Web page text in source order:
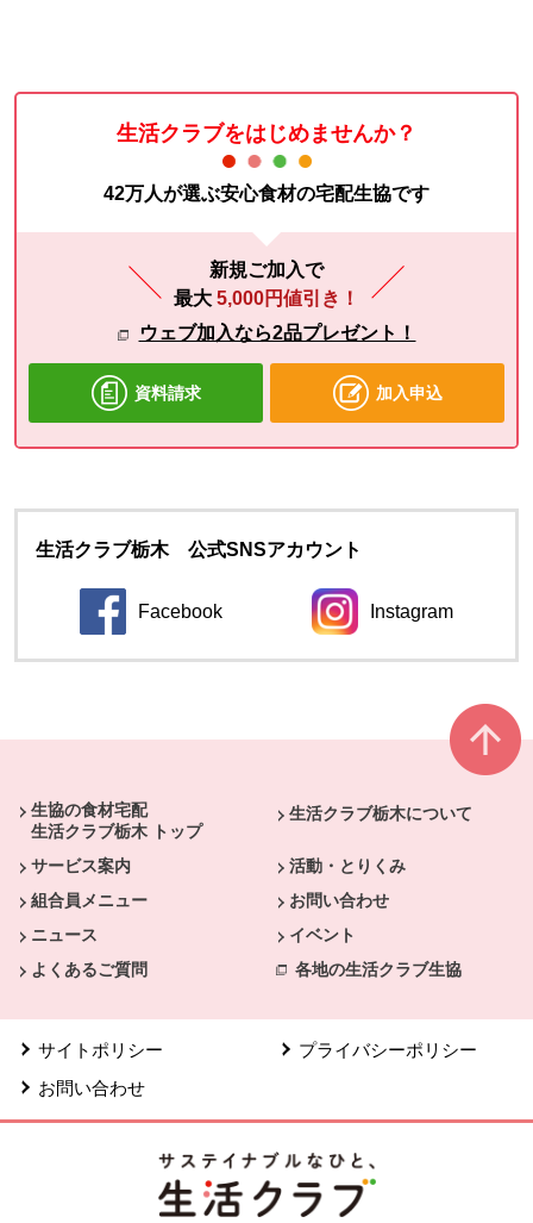
生活クラブをはじめませんか？
42万人が選ぶ安心食材の宅配生協です
新規ご加入で
最大 5,000円値引き！
ウェブ加入なら2品プレゼント！
資料請求 加入申込
生活クラブ栃木 公式SNSアカウント
Facebook
別のウィンドウで開きます。
Instagram
別のウィンドウ
生協の食材宅配
生活クラブ栃木 トップ
生活クラブ栃木について
サービス案内
活動・とりくみ
組合員メニュー
お問い合わせ
ニュース
イベント
よくあるご質問
各地の生活クラブ生協
サイトポリシー
プライバシーポリシー
お問い合わせ